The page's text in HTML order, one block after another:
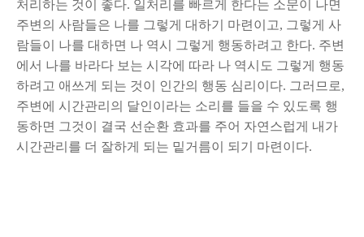
처리하는 것이 좋다. 일처리를 빠르게 한다는 소문이 나면
주변의 사람들은 나를 그렇게 대하기 마련이고, 그렇게 사
람들이 나를 대하면 나 역시 그렇게 행동하려고 한다. 주변
에서 나를 바라다 보는 시각에 따라 나 역시도 그렇게 행동
하려고 애쓰게 되는 것이 인간의 행동 심리이다. 그러므로,
주변에 시간관리의 달인이라는 소리를 들을 수 있도록 행
동하면 그것이 결국 선순환 효과를 주어 자연스럽게 내가
시간관리를 더 잘하게 되는 밑거름이 되기 마련이다.